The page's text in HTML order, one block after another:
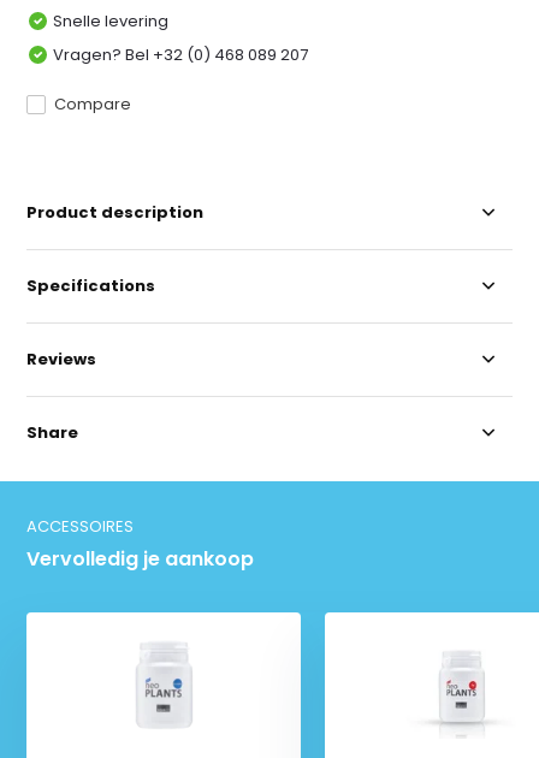
Snelle levering
Vragen? Bel +32 (0) 468 089 207
Compare
Product description
Specifications
Reviews
Share
ACCESSOIRES
Vervolledig je aankoop